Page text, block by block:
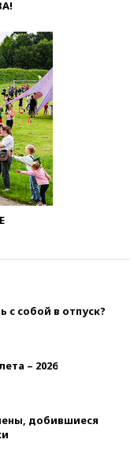
собой в отпуск?
– 2026
добившиеся